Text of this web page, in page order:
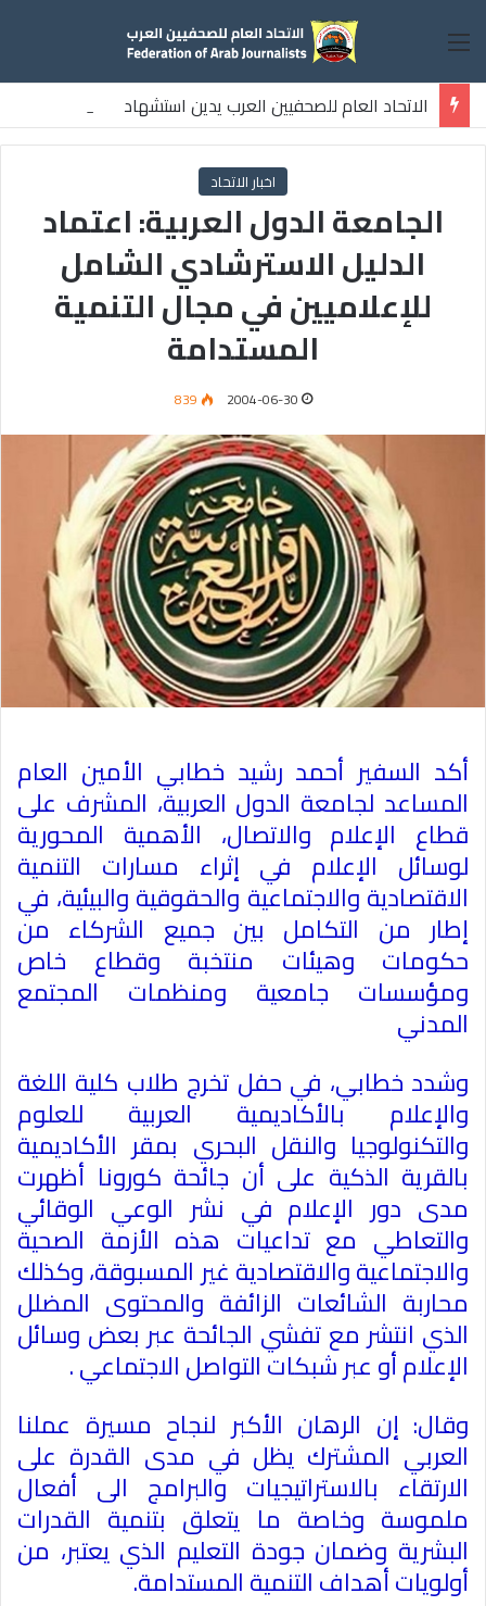
القائمة
الاتحاد العام للصحفيين العرب يدين استشهاد
ثلاثة صحفيين فلسطينيين باستهداف إسرائيلي وسط قطاع غزة
اخبار الاتحاد
الجامعة الدول العربية: اعتماد
الدليل الاسترشادي الشامل
للإعلاميين في مجال التنمية
المستدامة
2004-06-30
839
أكد السفير أحمد رشيد خطابي الأمين العام
المساعد لجامعة الدول العربية، المشرف على
قطاع الإعلام والاتصال، الأهمية المحورية
لوسائل الإعلام في إثراء مسارات التنمية
الاقتصادية والاجتماعية والحقوقية والبيئية، في
إطار من التكامل بين جميع الشركاء من
حكومات وهيئات منتخبة وقطاع خاص
ومؤسسات جامعية ومنظمات المجتمع
المدني
وشدد خطابي، في حفل تخرج طلاب كلية اللغة
والإعلام بالأكاديمية العربية للعلوم
والتكنولوجيا والنقل البحري بمقر الأكاديمية
بالقرية الذكية على أن جائحة كورونا أظهرت
مدى دور الإعلام في نشر الوعي الوقائي
والتعاطي مع تداعيات هذه الأزمة الصحية
والاجتماعية والاقتصادية غير المسبوقة، وكذلك
محاربة الشائعات الزائفة والمحتوى المضلل
الذي انتشر مع تفشي الجائحة عبر بعض وسائل
الإعلام أو عبر شبكات التواصل الاجتماعي.
وقال: إن الرهان الأكبر لنجاح مسيرة عملنا
العربي المشترك يظل في مدى القدرة على
الارتقاء بالاستراتيجيات والبرامج الى أفعال
ملموسة وخاصة ما يتعلق بتنمية القدرات
البشرية وضمان جودة التعليم الذي يعتبر، من
أولويات أهداف التنمية المستدامة.